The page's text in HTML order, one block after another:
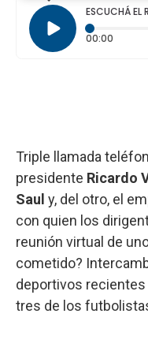
ESCUCHÁ EL
00:00
Triple llamada
presidente Ricardo
Saul y, del otro, el
con quien los
reunión virtual de
cometido?
deportivos recientes
tres de los